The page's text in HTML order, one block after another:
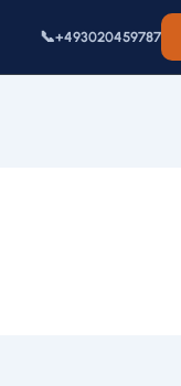
📞+493020459787